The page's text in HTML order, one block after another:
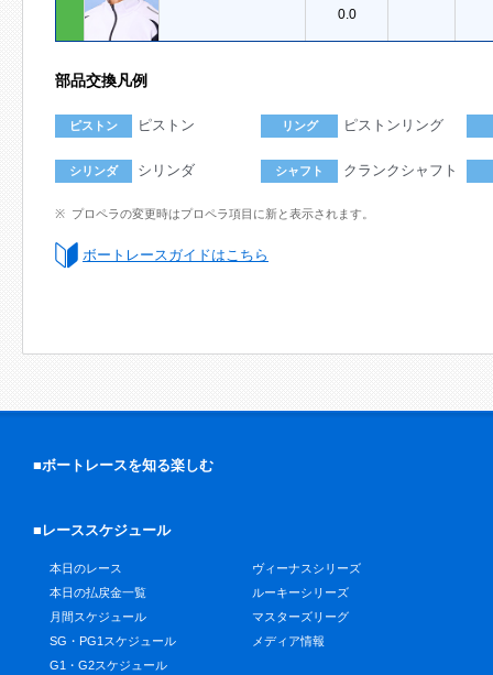
0.0
部品交換凡例
ピストン ピストン リング ピストンリング
シリンダ シリンダ シャフト クランクシャフト
プロペラの変更時はプロペラ項目に新と表示されます。
ボートレースガイドはこちら
■ボートレースを知る楽しむ
■レーススケジュール
本日のレース
本日の払戻金一覧
月間スケジュール
SG・PG1スケジュール
G1・G2スケジュール
ヴィーナスシリーズ
ルーキーシリーズ
マスターズリーグ
メディア情報